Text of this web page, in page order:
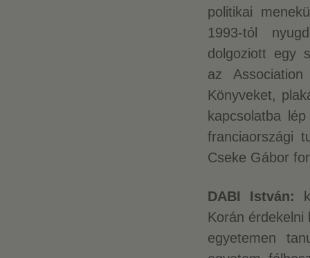
politikai
1993-tól
dolgoziott egy
az
Könyveket,
kapcsolatba
franciaországi
Cseke Gábor
DABI István:
Korán érdekelni
egyetemen